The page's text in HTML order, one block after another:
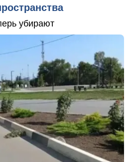
убирают